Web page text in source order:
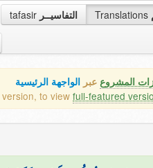
tafasir التفاسيــر Translations
المشروع عبر الواجهة الرئيسية
to view full-featured